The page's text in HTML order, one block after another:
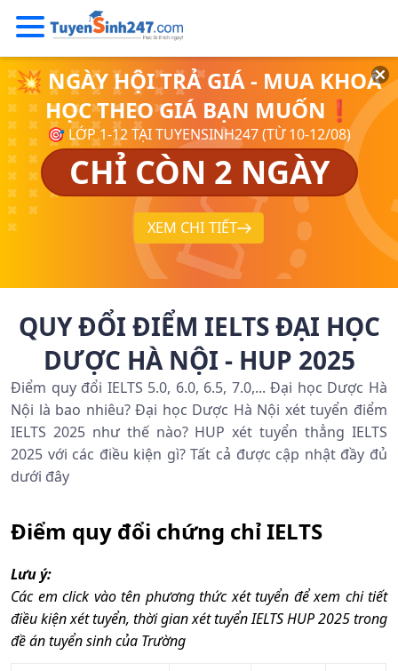
💥 NGÀY HỘI TRẢ GIÁ - MUA KHOÁ
HỌC THEO GIÁ BẠN MUỐN❗
🎯 LỚP 1-12 TẠI TUYENSINH247 (TỪ 10-12/08)
CHỈ CÒN 2 NGÀY
XEM CHI TIẾT
QUY ĐỔI ĐIỂM IELTS ĐẠI HỌC
DƯỢC HÀ NỘI - HUP 2025
Điểm quy đổi IELTS 5.0, 6.0, 6.5, 7.0,... Đại học Dược Hà
Nội là bao nhiêu? Đại học Dược Hà Nội xét tuyển điểm
IELTS 2025 như thế nào? HUP xét tuyển thẳng IELTS
2025 với các điều kiện gì? Tất cả được cập nhật đầy đủ
dưới đây
Điểm quy đổi chứng chỉ IELTS
Lưu ý:
Các em click vào tên phương thức xét tuyển để xem chi tiết
điều kiện xét tuyển, thời gian xét tuyển IELTS HUP 2025 trong
đề án tuyển sinh của Trường